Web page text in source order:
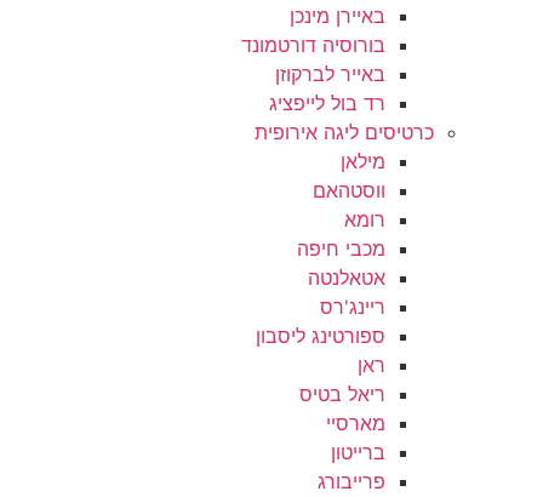
באיירן מינכן
בורוסיה דורטמונד
באייר לברקוזן
רד בול לייפציג
כרטיסים ליגה אירופית
מילאן
ווסטהאם
רומא
מכבי חיפה
אטאלנטה
ריינג'רס
ספורטינג ליסבון
ראן
ריאל בטיס
מארסיי
ברייטון
פרייבורג